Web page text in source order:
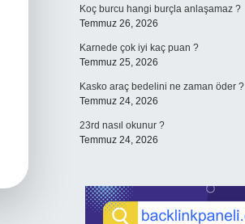
Koç burcu hangi burçla anlaşamaz ?
Temmuz 26, 2026
Karnede çok iyi kaç puan ?
Temmuz 25, 2026
Kasko araç bedelini ne zaman öder ?
Temmuz 24, 2026
23rd nasıl okunur ?
Temmuz 24, 2026